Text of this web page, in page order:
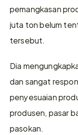
pemangkasan
juta ton belum
tersebut.
Dia
dan sangat
penyesuaian
produsen, pasar
pasokan.